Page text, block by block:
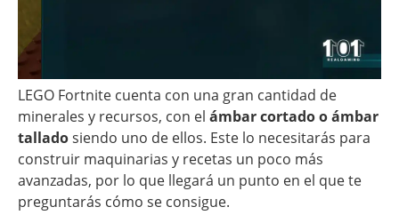
LEGO Fortnite cuenta con una gran cantidad de
minerales y recursos, con el ámbar cortado o ámbar
talladosiendo uno de ellos. Este lo necesitarás para
construir maquinarias y recetas un poco más
avanzadas, por lo que llegará un punto en el que te
preguntarás cómo se consigue.